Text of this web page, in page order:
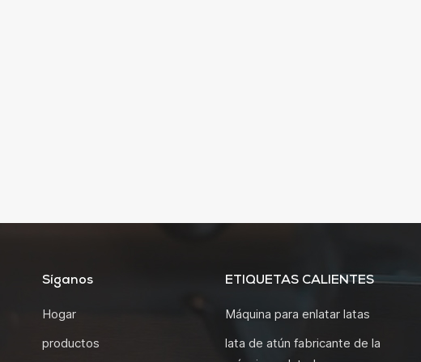
Síganos
Hogar
productos
ETIQUETAS CALIENTES
Máquina para enlatar latas
lata de atún fabricante de la